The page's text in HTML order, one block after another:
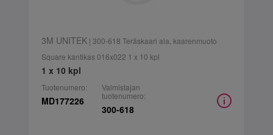
3M UNITEK| 300-618 Teräskaari ala, kaarenmuoto
Square kantikas 016x022 1 x 10 kpl
1 x 10 kpl
Tuotenumero:
MD177226
Valmistajan
tuotenumero:
300-618